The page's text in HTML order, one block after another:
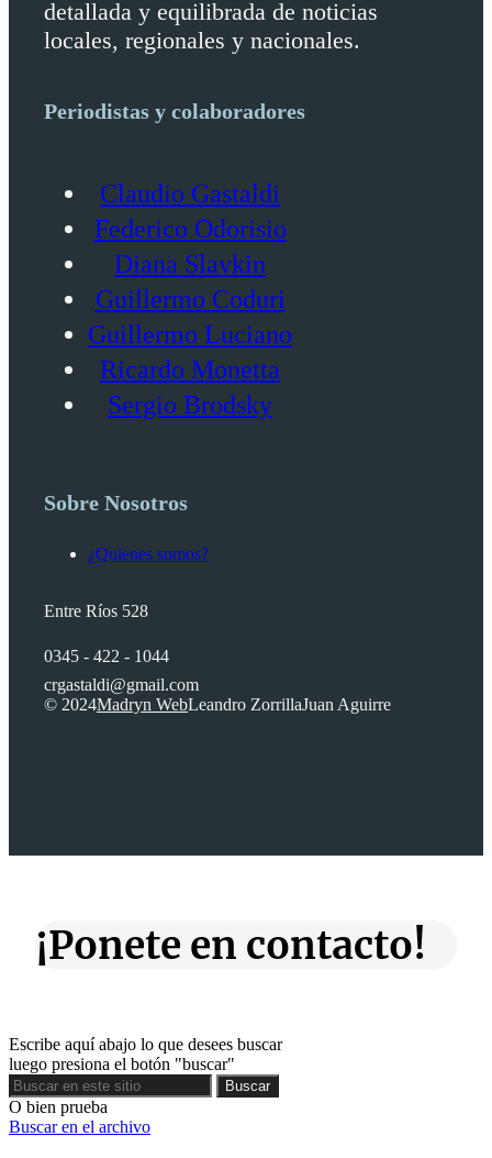
detallada y equilibrada de noticias
locales, regionales y nacionales.
Periodistas y colaboradores
Claudio Gastaldi
Federico Odorisio
Diana Slavkin
Guillermo Coduri
Guillermo Luciano
Ricardo Monetta
Sergio Brodsky
Sobre Nosotros
¿Quienes somos?
Entre Ríos 528
0345 - 422 - 1044
crgastaldi@gmail.com
© 2024Madryn WebLeandro ZorrillaJuan Aguirre
¡Ponete en contacto!
Escribe aquí abajo lo que desees buscar
luego presiona el botón "buscar"
Buscar
Buscar
O bien prueba
Buscar en el archivo